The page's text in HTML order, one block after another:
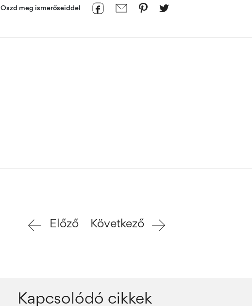
Oszd meg ismerőseiddel
Előző Következő
Kapcsolódó cikkek